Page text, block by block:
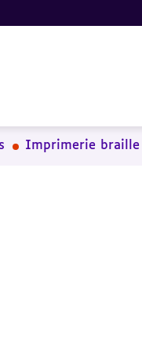
Imprimerie braille